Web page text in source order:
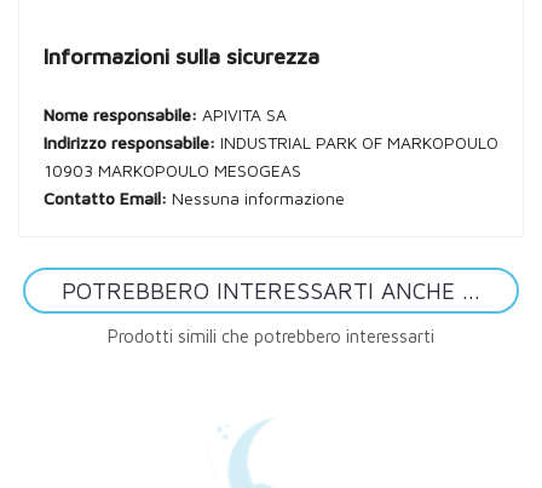
Informazioni sulla sicurezza
Nome responsabile: APIVITA SA
Indirizzo responsabile: INDUSTRIAL PARK OF MARKOPOULO
10903 MARKOPOULO MESOGEAS
Contatto Email: Nessuna informazione
POTREBBERO INTERESSARTI ANCHE ...
Prodotti simili che potrebbero interessarti